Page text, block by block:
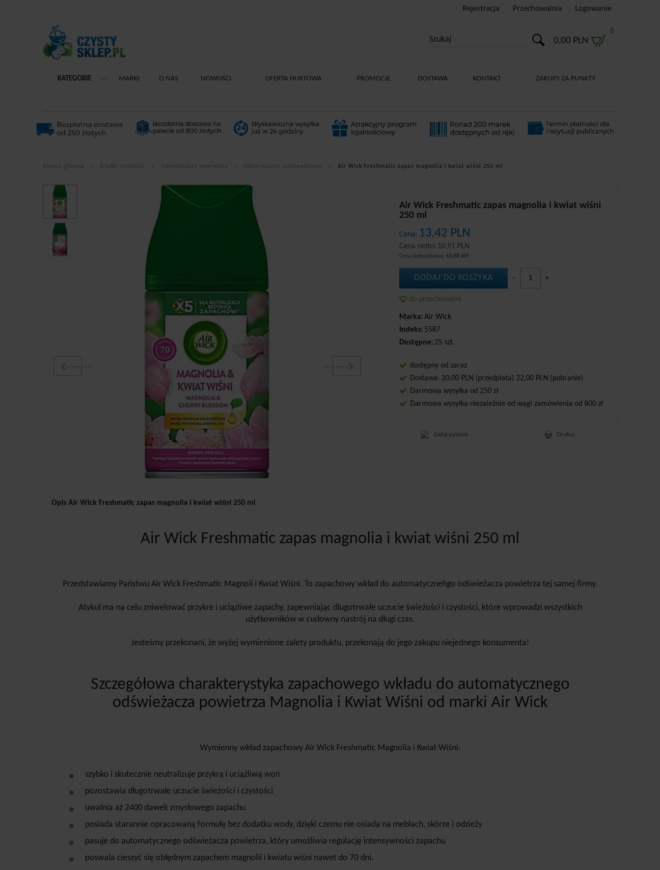
Rejestracja Przechowalnia Logowanie
0,00 PLN
0
KATEGORIE MARKI O NAS NOWOŚCI OFERTA HURTOWA PROMOCJE DOSTAWA KONTAKT ZAKUPY ZA PUNKTY
Strona główna Środki czystości Odświeżacze powietrza Odświeżacze automatyczne Air Wick Freshmatic zapas magnolia i kwiat wiśni 250 ml
Air Wick Freshmatic zapas magnolia i kwiat wiśni
250 ml
Cena: 13,42 PLN
Cena netto: 10,91 PLN
Cena jednostkowa: 53,68 zł/l
DODAJ DO KOSZYKA - +
do przechowalni
Marka: Air Wick
Indeks: 5587
Dostępne: 25 szt.
dostępny od zaraz
Dostawa: 20,00 PLN (przedpłata) 22,00 PLN (pobranie)
Darmowa wysyłka od 250 zł
Darmowa wysyłka niezależnie od wagi zamówienia od 800 zł
Zadaj pytanie Drukuj
Opis Air Wick Freshmatic zapas magnolia i kwiat wiśni 250 ml
Air Wick Freshmatic zapas magnolia i kwiat wiśni 250 ml
Przedstawiamy Państwu Air Wick Freshmatic Magnoli i Kwiat Wiśni. To zapachowy wkład do automatycznehgo odświeżacza powietrza tej samej firmy.
Atykuł ma na celu zniwelować przykre i uciązliwe zapachy, zapewniając długotrwałe uczucie świeżości i czystości, które wprowadzi wszystkich
użytkowników w cudowny nastrój na długi czas.
Jesteśmy przekonani, że wyżej wymienione zalety produktu, przekonają do jego zakupu niejednego konsumenta!
Szczegółowa charakterystyka zapachowego wkładu do automatycznego
odświeżacza powietrza Magnolia i Kwiat Wiśni od marki Air Wick
Wymienny wkład zapachowy Air Wick Freshmatic Magnolia i Kwiat Wiśni:
szybko i skutecznie neutralizuje przykrą i uciążliwą woń
pozostawia długotrwałe uczucie świeżości i czystości
uwalnia aż 2400 dawek zmysłowego zapachu
posiada starannie opracowaną formułę bez dodatku wody, dzięki czemu nie osiada na meblach, skórze i odzieży
pasuje do automatycznego odświeżacza powietrza, który umożliwia regulację intensywności zapachu
poswala cieszyć się obłędnym zapachem magnolii i kwiatu wiśni nawet do 70 dni.